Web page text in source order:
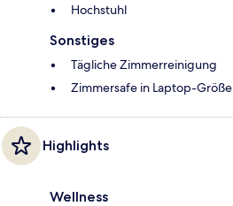
Hochstuhl
Sonstiges
Tägliche Zimmerreinigung
Zimmersafe in Laptop-Größe
Highlights
Wellness